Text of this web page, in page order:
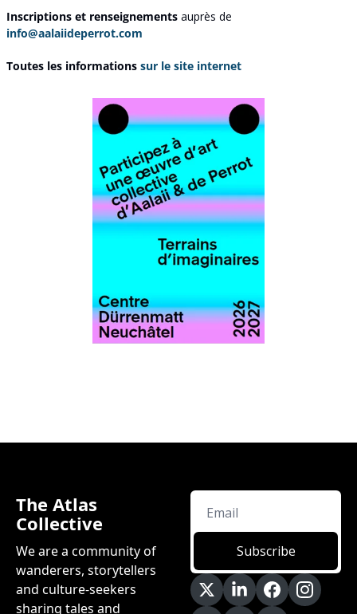
Inscriptions et renseignements
info@aalaiideperrot.com
Toutes les informations sur le site internet
The Atlas
Collective
We are a community of
wanderers, storytellers
and culture-seekers
sharing tales and
Subscribe